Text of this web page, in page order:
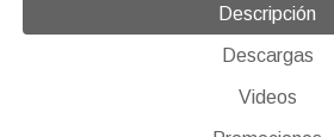
Descripción
Descargas
Videos